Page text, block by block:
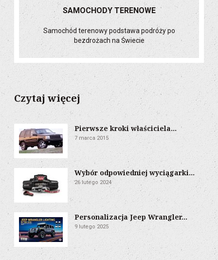
SAMOCHODY TERENOWE
Samochód terenowy podstawa podróży po
bezdrożach na Świecie
Czytaj więcej
Pierwsze kroki właściciela...
7 marca 2015
Wybór odpowiedniej wyciągarki...
26 lutego 2024
Personalizacja Jeep Wrangler...
9 lutego 2025